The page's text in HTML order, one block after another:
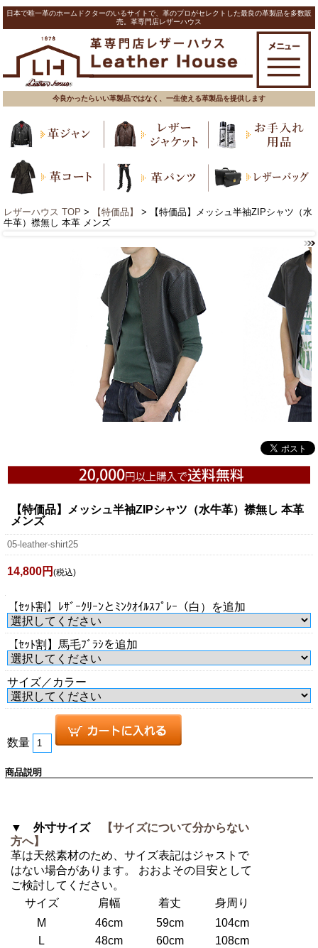
日本で唯一革のホームドクターのいるサイトで、革のプロがセレクトした最良の革製品を多数販
売。革専門店レザーハウス
今良かったらいい革製品ではなく、一生使える革製品を提供します
レザーハウス TOP > 【特価品】
> 【特価品】メッシュ半袖ZIPシャツ（水
牛革）襟無し 本革 メンズ
【特価品】メッシュ半袖ZIPシャツ（水牛革）襟無し 本革
メンズ
05-leather-shirt25
14,800円 (税込)
【ｾｯﾄ割】ﾚｻﾞｰｸﾘｰﾝとﾐﾝｸｵｲﾙｽﾌﾟﾚｰ（白）を追加
【ｾｯﾄ割】馬毛ﾌﾞﾗｼを追加
サイズ／カラー
数量
商品説明
▼ 外寸サイズ
【サイズについて分からない
方へ】
革は天然素材のため、サイズ表記はジャストで
はない場合があります。 おおよその目安として
ご検討してください。
サイズ
肩幅 着丈
身周り
M
46cm 59cm
104cm
L
48cm 60cm
108cm